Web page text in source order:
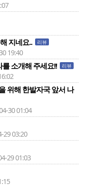
지네요.. 리뷰
19:40
소개해 주세요!! 리뷰
위해 한발자국 앞서 나
30 01:04
29 03:20
29 01:03